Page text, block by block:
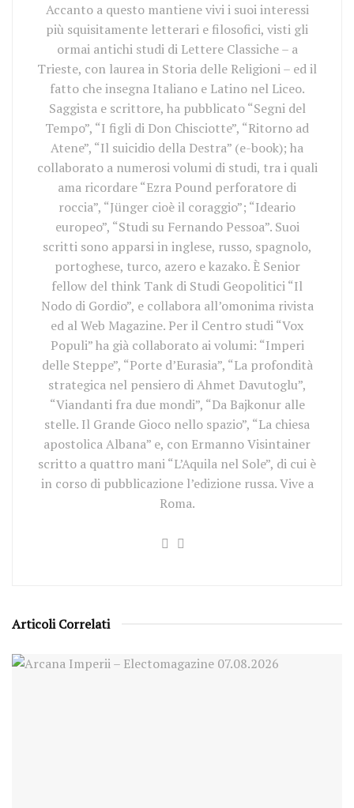
Accanto a questo mantiene vivi i suoi interessi
più squisitamente letterari e filosofici, visti gli
ormai antichi studi di Lettere Classiche – a
Trieste, con laurea in Storia delle Religioni – ed il
fatto che insegna Italiano e Latino nel Liceo.
Saggista e scrittore, ha pubblicato “Segni del
Tempo”, “I figli di Don Chisciotte”, “Ritorno ad
Atene”, “Il suicidio della Destra” (e-book); ha
collaborato a numerosi volumi di studi, tra i quali
ama ricordare “Ezra Pound perforatore di
roccia”, “Jünger cioè il coraggio”; “Ideario
europeo”, “Studi su Fernando Pessoa”. Suoi
scritti sono apparsi in inglese, russo, spagnolo,
portoghese, turco, azero e kazako. È Senior
fellow del think Tank di Studi Geopolitici “Il
Nodo di Gordio”, e collabora all’omonima rivista
ed al Web Magazine. Per il Centro studi “Vox
Populi” ha già collaborato ai volumi: “Imperi
delle Steppe”, “Porte d’Eurasia”, “La profondità
strategica nel pensiero di Ahmet Davutoglu”,
“Viandanti fra due mondi”, “Da Bajkonur alle
stelle. Il Grande Gioco nello spazio”, “La chiesa
apostolica Albana” e, con Ermanno Visintainer
scritto a quattro mani “L’Aquila nel Sole”, di cui è
in corso di pubblicazione l’edizione russa. Vive a
Roma.
Articoli Correlati